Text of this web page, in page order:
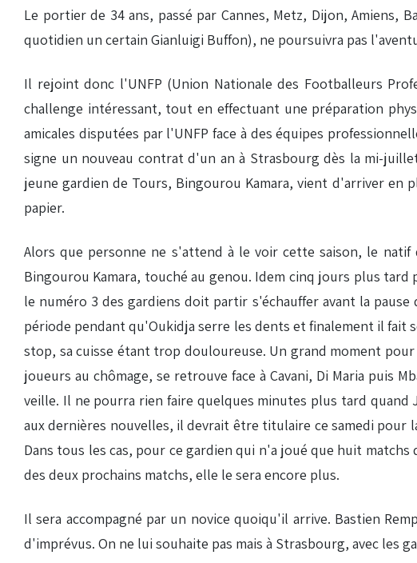
Le portier de 34 ans, passé par Cannes, Metz, Dijon,
quotidien un certain Gianluigi Buffon), ne poursuivra pas
Il rejoint donc l'UNFP (Union Nationale des Footballeurs
challenge intéressant, tout en effectuant une préparation
amicales disputées par l'UNFP face à des équipes
signe un nouveau contrat d'un an à Strasbourg dès la mi-
jeune gardien de Tours, Bingourou Kamara, vient d'arriver en
papier.
Alors que personne ne s'attend à le voir cette saison, le
Bingourou Kamara, touché au genou. Idem cinq jours plus
le numéro 3 des gardiens doit partir s'échauffer avant la
période pendant qu'Oukidja serre les dents et finalement il fait
stop, sa cuisse étant trop douloureuse. Un grand moment
joueurs au chômage, se retrouve face à Cavani, Di Maria puis
veille. Il ne pourra rien faire quelques minutes plus tard
aux dernières nouvelles, il devrait être titulaire ce samedi
Dans tous les cas, pour ce gardien qui n'a joué que huit
des deux prochains matchs, elle le sera encore plus.
Il sera accompagné par un novice quoiqu'il arrive. Bastien
d'imprévus. On ne lui souhaite pas mais à Strasbourg, avec les